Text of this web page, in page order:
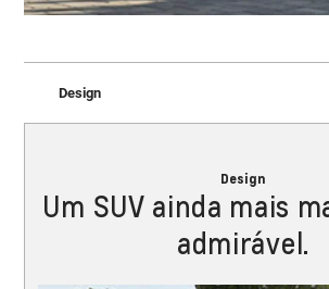
Design
Design
Um SUV ainda mais
admirável.